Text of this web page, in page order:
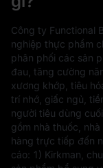
Công ty Functional
nghiệp thực phẩm
phân phối các sản
đau, tăng cường
xương khớp, tiêu
trí nhớ, giấc ngủ,
người tiêu dùng
gồm nhà thuốc,
hàng trực tiếp đến
cáo: 1) Kirkman,